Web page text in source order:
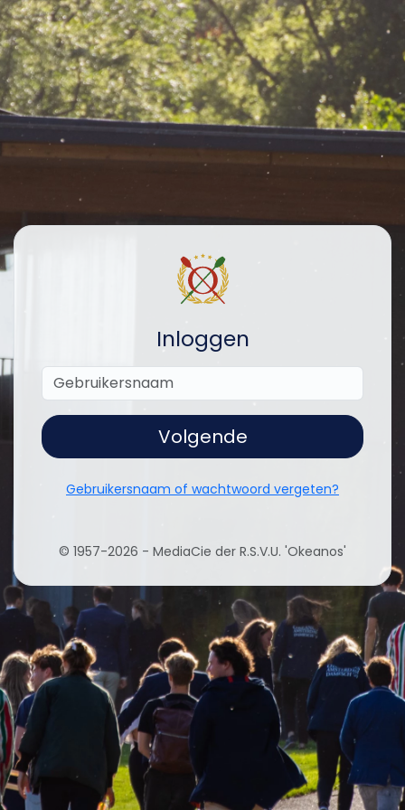
Inloggen
Volgende
Gebruikersnaam of wachtwoord vergeten?
© 1957-2026 - MediaCie der R.S.V.U. 'Okeanos'